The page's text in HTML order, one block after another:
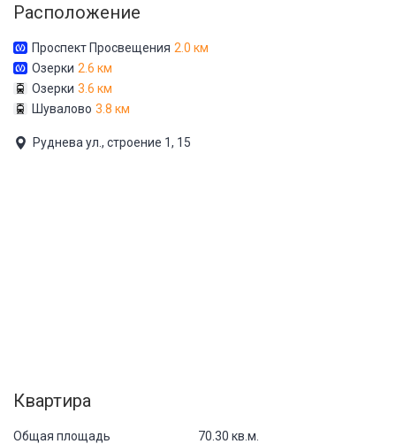
Расположение
Проспект Просвещения 2.0 км
Озерки 2.6 км
Озерки 3.6 км
Шувалово 3.8 км
Руднева ул., строение 1, 15
Квартира
Общая площадь 70.30 кв.м.